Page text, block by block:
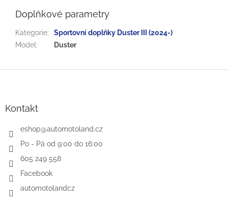
Doplňkové parametry
Kategorie:
Sportovní doplňky Duster III (2024-)
Model : Duster
Kontakt
eshop@automotoland.cz
Po - Pá od 9:00 do 16:00
605 249 558
Facebook
automotolandcz